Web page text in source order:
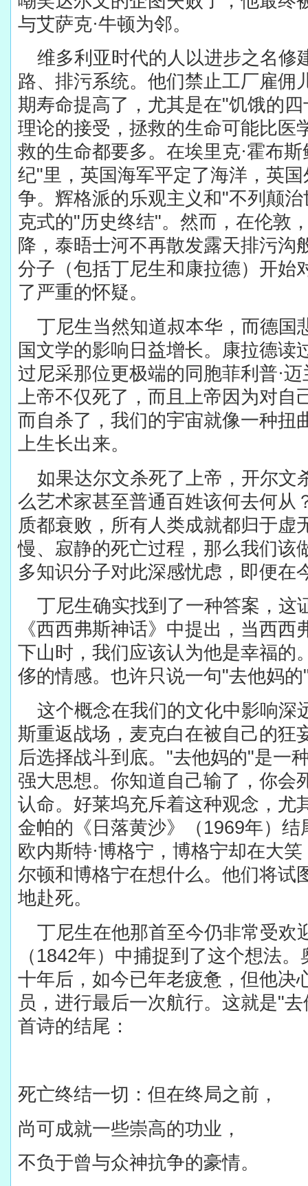
与艾萨克·牛顿为邻。
维多利亚时代的人以进步之名修
路、排污系统。他们禁止工厂雇佣
期寿命提高了，尤其是在"饥饿的
理论的接受，拯救的生命可能比医
救的生命都要多。在埃里克·霍布
纪"里，英国海军平定了海洋，英
争。辉格派的乐观主义和"不列颠治
克式的"历史终结"。然而，在伦敦
降，泰晤士河不再散发露天排污沟
分子（包括丁尼生和康拉德）开始
了严重的怀疑。
丁尼生当然知道叔本华，而德国
国文学的影响日益增长。康拉德读
过尼采那位更极端的同胞菲利普·
上帝不仅死了，而且上帝因为对自
而自杀了，我们的宇宙就像一种扭
上生长出来。
如果达尔文杀死了上帝，开尔文
么艺术家甚至普通百姓该何去何从
质都衰败，所有人类成就都归于虚
慢、寂静的死亡过程，那么我们该
多知识分子对此深感忧虑，即便在
丁尼生确实找到了一种答案，这
《西西弗斯神话》中提出，当西
下山时，我们应该认为他是幸福的
侈的情感。也许只说一句"去他妈的
这个概念在我们的文化中影响深
斯重返战场，麦克白在被自己的狂
后选择战斗到底。 "去他妈的"是一
强大思想。你知道自己输了，你会
认命。好莱坞充斥着这种观念，尤
金帕的《日落黄沙》（ 1969年）结
欧内斯特·博格宁，博格宁却在大
尔顿和博格宁在想什么。他们将试
地赴死。
丁尼生在他那首至今仍非常受欢
（ 1842年）中捕捉到了这个想法
十年后，如今已年老疲惫，但他决
员，进行最后一次航行。这就是"去
首诗的结尾：
死亡终结一切：但在终局之前，
尚可成就一些崇高的功业，
不负于曾与众神抗争的豪情。